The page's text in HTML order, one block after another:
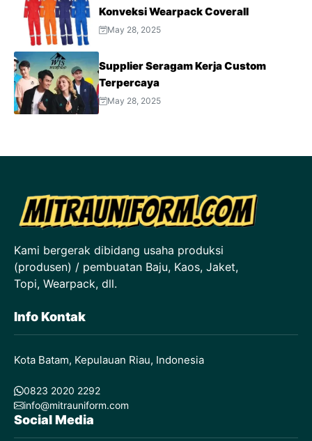
Konveksi Wearpack Coverall
May 28, 2025
Supplier Seragam Kerja Custom
Terpercaya
May 28, 2025
Kami bergerak dibidang usaha produksi
(produsen) / pembuatan Baju, Kaos, Jaket,
Topi, Wearpack, dll.
Info Kontak
Kota Batam, Kepulauan Riau, Indonesia
0823 2020 2292
info@mitrauniform.com
Social Media